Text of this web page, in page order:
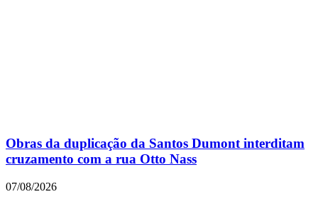
Obras da duplicação da Santos Dumont interditam
cruzamento com a rua Otto Nass
07/08/2026